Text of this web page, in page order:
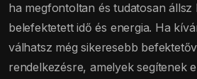
ha megfontoltan és tudatosan
belefektetett idő és energia. Ha
válhatsz még sikeresebb
rendelkezésre, amelyek segítenek